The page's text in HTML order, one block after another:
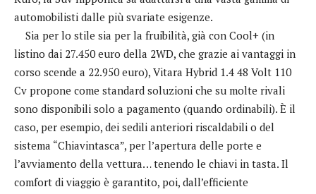
automobilisti dalle più svariate esigenze.
Sia per lo stile sia per la fruibilità, già con Cool+ (in
listino dai 27.450 euro della 2WD, che grazie ai vantaggi in
corso scende a 22.950 euro), Vitara Hybrid 1.4 48 Volt 110
Cv propone come standard soluzioni che su molte rivali
sono disponibili solo a pagamento (quando ordinabili). È il
caso, per esempio, dei sedili anteriori riscaldabili o del
sistema “Chiavintasca”, per l’apertura delle porte e
l’avviamento della vettura… tenendo le chiavi in tasta. Il
comfort di viaggio è garantito, poi, dall’efficiente